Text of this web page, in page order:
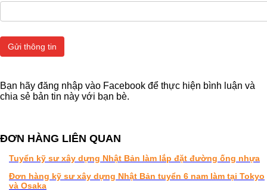
Bạn hãy đăng nhập vào Facebook để thực hiện bình luận và
chia sẻ bản tin này với bạn bè.
ĐƠN HÀNG LIÊN QUAN
Tuyển kỹ sư xây dựng Nhật Bản làm lắp đặt đường ống nhựa
Đơn hàng kỹ sư xây dựng Nhật Bản tuyển 6 nam làm tại Tokyo
và Osaka